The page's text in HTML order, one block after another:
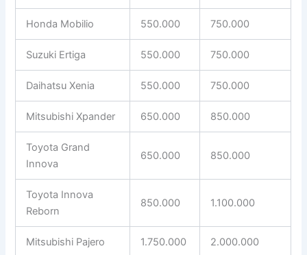
Honda Mobilio 550.000 750.000
Suzuki Ertiga 550.000 750.000
Daihatsu Xenia 550.000 750.000
Mitsubishi Xpander 650.000 850.000
Toyota Grand
Innova
650.000 850.000
Toyota Innova
Reborn
850.000 1.100.000
Mitsubishi Pajero 1.750.000 2.000.000